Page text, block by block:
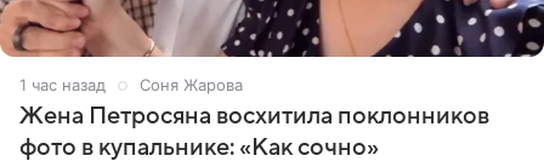
1 час назад Соня Жарова
Жена Петросяна восхитила поклонников
фото в купальнике: «Как сочно»